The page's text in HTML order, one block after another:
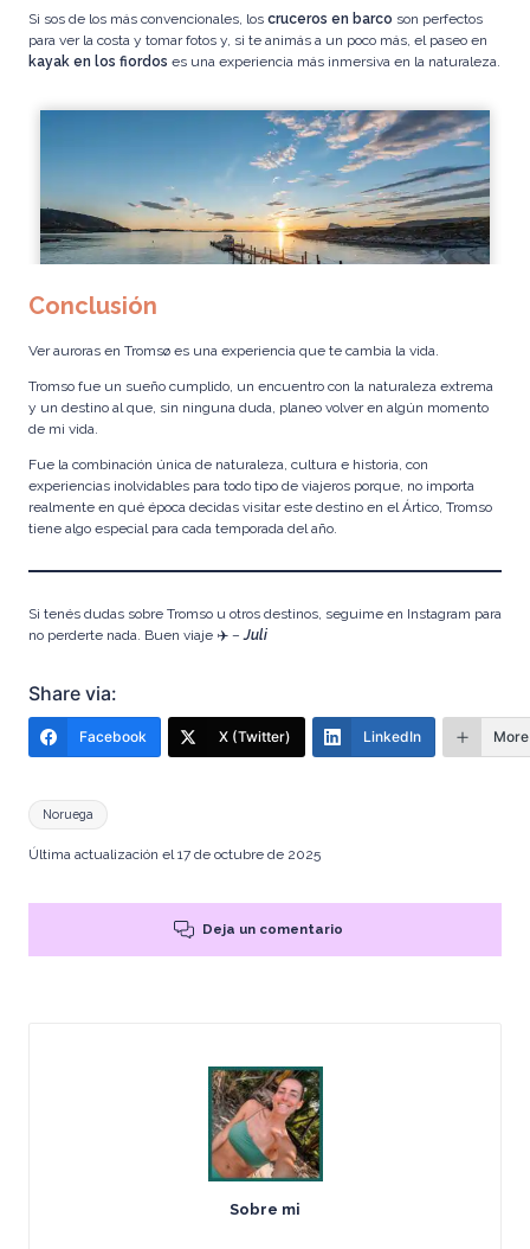
Si sos de los más convencionales, los cruceros en barco son perfectos
para ver la costa y tomar fotos y, si te animás a un poco más, el paseo en
kayak en los fiordos es una experiencia más inmersiva en la naturaleza.
Conclusión
Ver auroras en Tromsø es una experiencia que te cambia la vida.
Tromso fue un sueño cumplido, un encuentro con la naturaleza extrema
y un destino al que, sin ninguna duda, planeo volver en algún momento
de mi vida.
Fue la combinación única de naturaleza, cultura e historia, con
experiencias inolvidables para todo tipo de viajeros porque, no importa
realmente en qué época decidas visitar este destino en el Ártico, Tromso
tiene algo especial para cada temporada del año.
Si tenés dudas sobre Tromso u otros destinos, seguime en Instagram para
no perderte nada. Buen viaje ✈️ – Juli
Share via:
Facebook X (Twitter) LinkedIn More
Etiquetas:
Noruega
Última actualización el 17 de octubre de 2025
Deja un comentario
Sobre mi